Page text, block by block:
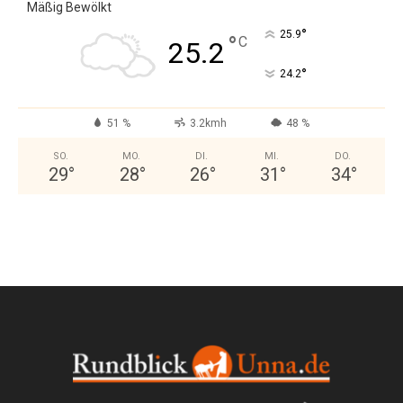
Mäßig Bewölkt
25.2 °C 25.9°
24.2°
51 % 3.2kmh 48 %
SO.
29°
MO.
28°
DI.
26°
MI.
31 °
DO.
34°